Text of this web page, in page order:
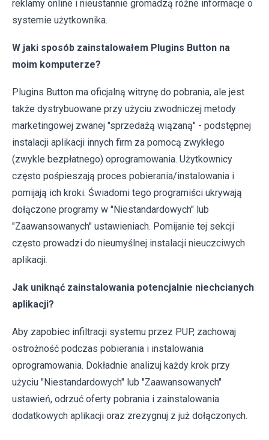
reklamy online i nieustannie gromadzą różne informacje o
systemie użytkownika.
W jaki sposób zainstalowałem Plugins Button na
moim komputerze?
Plugins Button ma oficjalną witrynę do pobrania, ale jest
także dystrybuowane przy użyciu zwodniczej metody
marketingowej zwanej "sprzedażą wiązaną" - podstępnej
instalacji aplikacji innych firm za pomocą zwykłego
(zwykle bezpłatnego) oprogramowania. Użytkownicy
często pośpieszają proces pobierania/instalowania i
pomijają ich kroki. Świadomi tego programiści ukrywają
dołączone programy w "Niestandardowych" lub
"Zaawansowanych" ustawieniach. Pomijanie tej sekcji
często prowadzi do nieumyślnej instalacji nieuczciwych
aplikacji.
Jak uniknąć zainstalowania potencjalnie niechcianych
aplikacji?
Aby zapobiec infiltracji systemu przez PUP, zachowaj
ostrożność podczas pobierania i instalowania
oprogramowania. Dokładnie analizuj każdy krok przy
użyciu "Niestandardowych" lub "Zaawansowanych"
ustawień, odrzuć oferty pobrania i zainstalowania
dodatkowych aplikacji oraz zrezygnuj z już dołączonych.